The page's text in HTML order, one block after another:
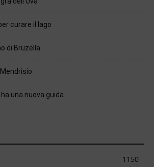
curare il lago
di Bruzella
una nuova guida
1150